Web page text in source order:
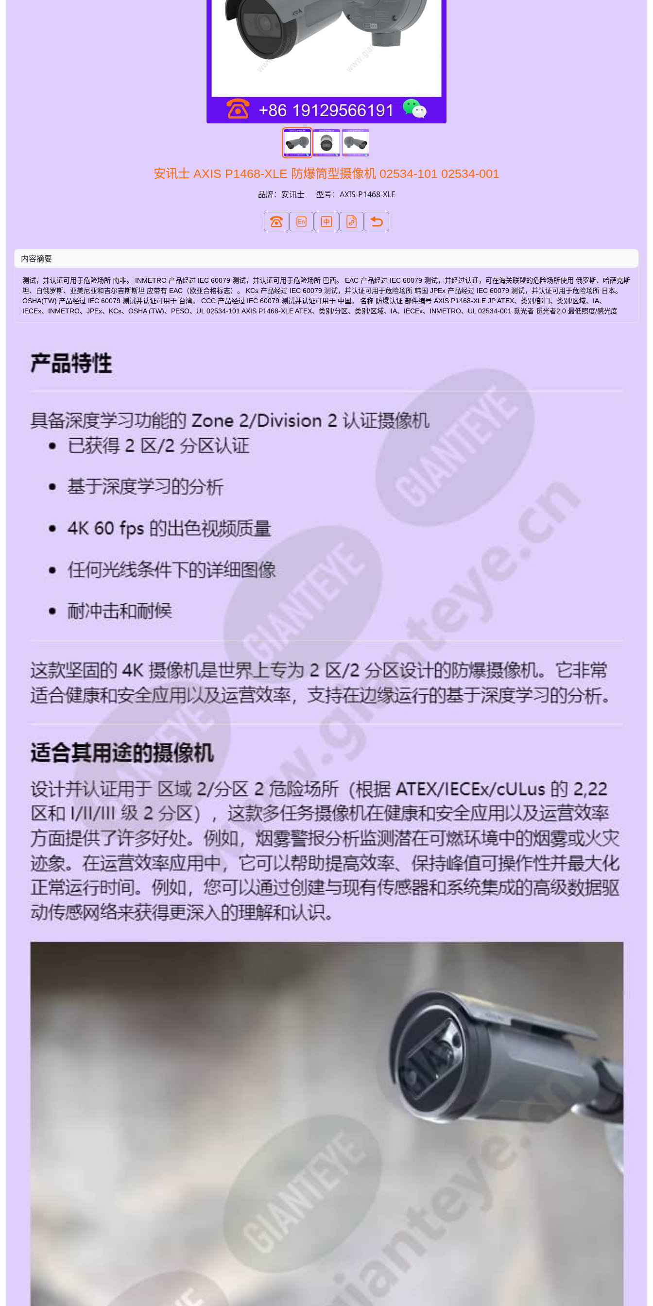
安讯士 AXIS P1468-XLE 防爆筒型摄像机 02534-101 02534-001
品牌：安讯士 型号：AXIS-P1468-XLE
内容摘要
测试，并认证可用于危险场所 南非。 INMETRO 产品经过 IEC 60079 测试，并认证可用于危险场所 巴西。 EAC 产品经过 IEC 60079 测试，并经过认证，可在海关联盟的危险场所使用 俄罗斯、哈萨克斯
坦、白俄罗斯、亚美尼亚和吉尔吉斯斯坦 应带有 EAC（欧亚合格标志）。 KCs 产品经过 IEC 60079 测试，并认证可用于危险场所 韩国 JPEx 产品经过 IEC 60079 测试，并认证可用于危险场所 日本。
OSHA(TW) 产品经过 IEC 60079 测试并认证可用于 台湾。 CCC 产品经过 IEC 60079 测试并认证可用于 中国。 名称 防爆认证 部件编号 AXIS P1468-XLE JP ATEX、类别/部门、类别/区域、IA、
IECEx、INMETRO、JPEx、KCs、OSHA (TW)、PESO、UL 02534-101 AXIS P1468-XLE ATEX、类别/分区、类别/区域、IA、IECEx、INMETRO、UL 02534-001 觅光者 觅光者2.0 最低照度/感光度